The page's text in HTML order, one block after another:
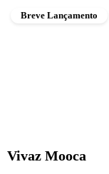
Breve Lançamento
Vivaz Mooca